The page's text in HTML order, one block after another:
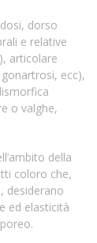
dorso
e relative
articolare
ecc),
o valghe,
della
coloro che,
desiderano
ed elasticità